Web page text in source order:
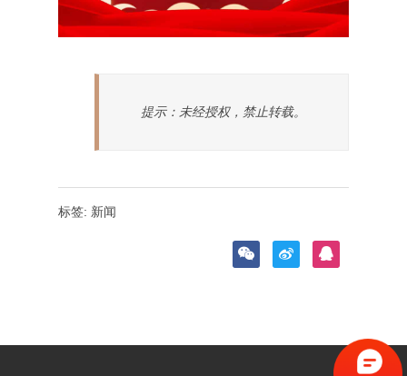
提示：未经授权，禁止转载。
标签: 新闻